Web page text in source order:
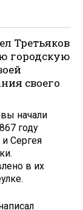
Третьяков
городскую
своего
начали
году
Сергея
в их